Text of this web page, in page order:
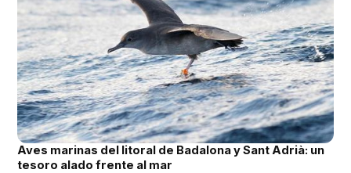
Aves marinas del litoral de Badalona y Sant Adrià: un
tesoro alado frente al mar